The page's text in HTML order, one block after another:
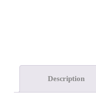
Description